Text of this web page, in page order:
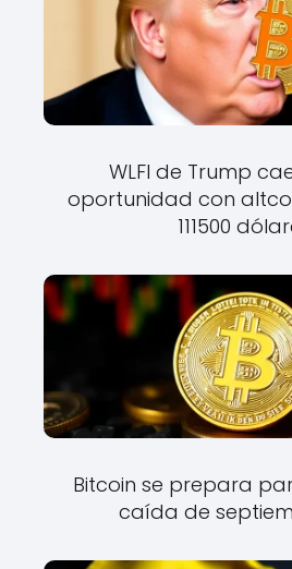
WLFI de Trump
oportunidad con
111500
Bitcoin se prepara
caída de